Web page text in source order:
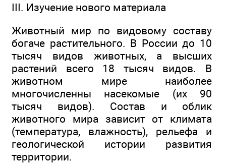
III. Изучение нового материала
Животный мир по видовому составу
богаче растительного. В России до 10
тысяч видов животных, а высших
растений всего 18 тысяч видов. В
животном мире наиболее
многочисленны насекомые (их 90
тысяч видов). Состав и облик
животного мира зависит от климата
(температура, влажность), рельефа и
геологической истории развития
территории.